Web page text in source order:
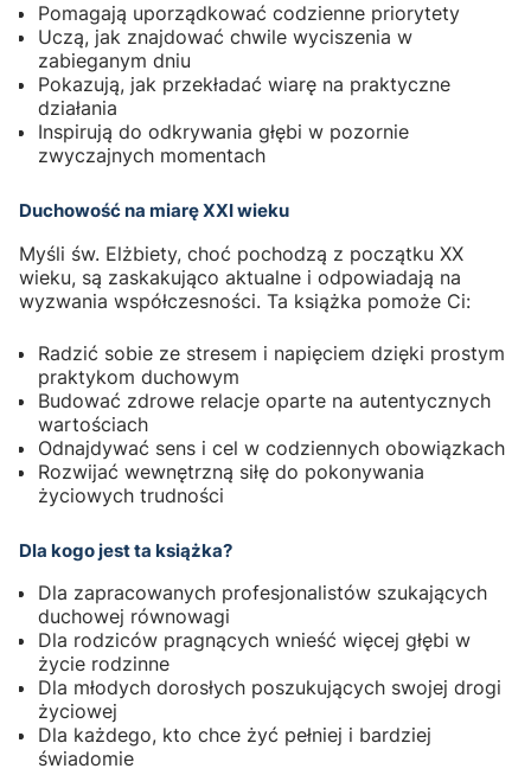
Pomagają uporządkować codzienne priorytety
Uczą, jak znajdować chwile wyciszenia w
zabieganym dniu
Pokazują, jak przekładać wiarę na praktyczne
działania
Inspirują do odkrywania głębi w pozornie
zwyczajnych momentach
Duchowość na miarę XXI wieku
Myśli św. Elżbiety, choć pochodzą z początku XX
wieku, są zaskakująco aktualne i odpowiadają na
wyzwania współczesności. Ta książka pomoże Ci:
Radzić sobie ze stresem i napięciem dzięki prostym
praktykom duchowym
Budować zdrowe relacje oparte na autentycznych
wartościach
Odnajdywać sens i cel w codziennych obowiązkach
Rozwijać wewnętrzną siłę do pokonywania
życiowych trudności
Dla kogo jest ta książka?
Dla zapracowanych profesjonalistów szukających
duchowej równowagi
Dla rodziców pragnących wnieść więcej głębi w
życie rodzinne
Dla młodych dorosłych poszukujących swojej drogi
życiowej
Dla każdego, kto chce żyć pełniej i bardziej
świadomie